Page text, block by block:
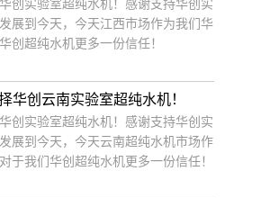
创实验室超纯水机！感谢支持华创实
展到今天，今天江西市场作为我们华
创超纯水机更多一份信任！
华创云南实验室超纯水机！
创实验室超纯水机！感谢支持华创实
展到今天，今天云南超纯水机市场作
于我们华创超纯水机更多一份信任！